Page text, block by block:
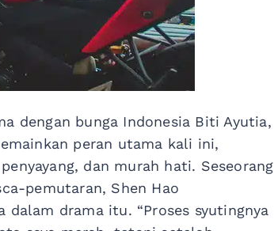
dengan bunga Indonesia Biti Ayutia,
peran utama kali ini,
dan murah hati. Seseorang
pemutaran, Shen Hao
dalam drama itu. “Proses syutingnya